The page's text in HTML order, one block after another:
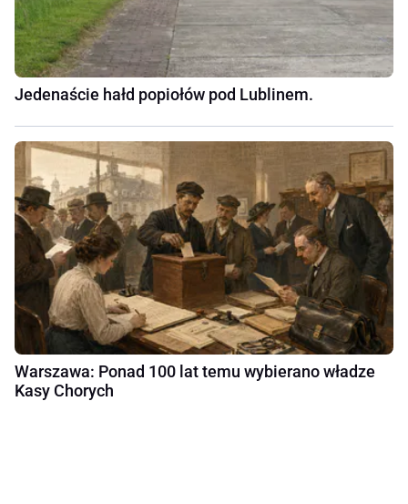
Jedenaście hałd popiołów pod Lublinem.
Warszawa: Ponad 100 lat temu wybierano władze
Kasy Chorych